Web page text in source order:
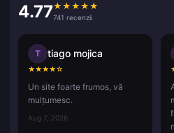
4.77★ ★ ★ ★ ★
741 recenzii
T tiago mojica
★★★★☆
Un site foarte frumos, vă
mulțumesc.
Aug 7, 2026